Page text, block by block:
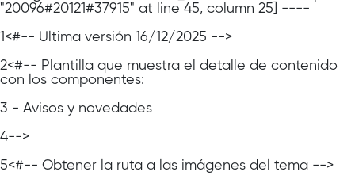
"20096#20121#37915" at line 45, column 25] ----
1<#-- Última versión 16/12/2025 -->
2<#-- Plantilla que muestra el detalle de contenido
con los componentes:
3 - Avisos y novedades
4-->
5<#-- Obtener la ruta a las imágenes del tema -->